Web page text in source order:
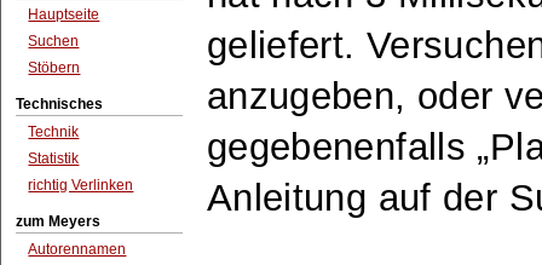
Hauptseite
Suchen
Stöbern
Technisches
Technik
Statistik
richtig Verlinken
zum Meyers
Autorennamen
geliefert.
anzugeben, oder
gegebenenfalls
Anleitung auf der